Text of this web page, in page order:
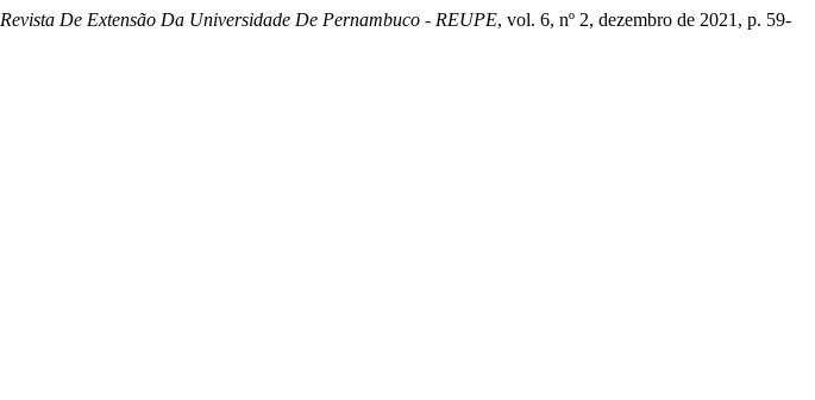
Revista De Extensão Da Universidade De Pernambuco - REUPE, vol. 6, nº 2, dezembro de 2021, p. 59-